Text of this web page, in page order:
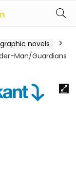
novels
Man/Guardians